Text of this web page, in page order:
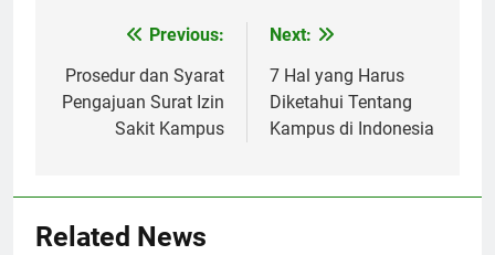
navigation
Previous:
Prosedur dan Syarat
Pengajuan Surat Izin
Sakit Kampus
Next:
7 Hal yang Harus
Diketahui Tentang
Kampus di Indonesia
Related News